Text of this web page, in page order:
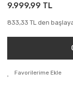
9.999,99 TL
833,33 TL den